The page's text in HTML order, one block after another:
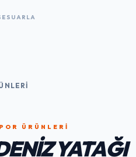
ÜRÜNLERI
YATAĞI